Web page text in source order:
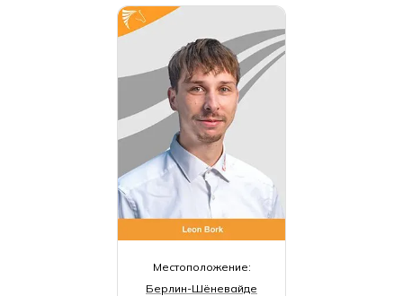
Местоположение:
Берлин-Шёневайде